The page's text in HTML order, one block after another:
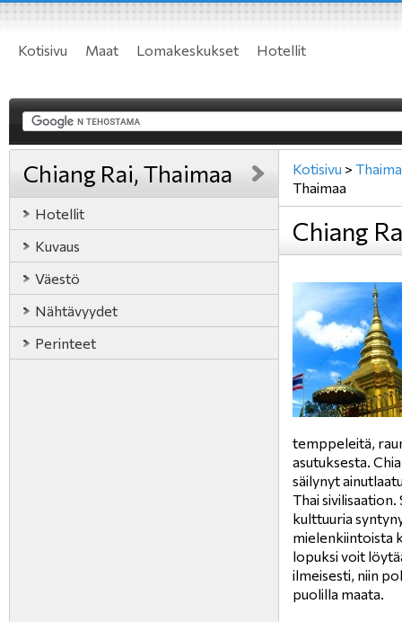
Kotisivu Maat Lomakeskukset Hotellit
Chiang Rai, Thaimaa
Hotellit
Kuvaus
Väestö
Nähtävyydet
Perinteet
Kotisivu >
Thaimaa
Chiang
temppeleitä,
asutuksesta.
säilynyt
Thai
kulttuuria
mielenkiintoista
lopuksi voit
ilmeisesti, niin
puolilla maata.